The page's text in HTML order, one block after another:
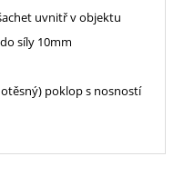
uvnitř v objektu
síly 10mm
poklop s nosností